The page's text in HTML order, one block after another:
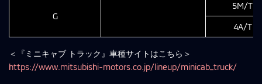
G
5M/T
4A/T
＜『ミニキャブ トラック』車種サイトはこちら＞
https://www.mitsubishi-motors.co.jp/lineup/minicab_truck/